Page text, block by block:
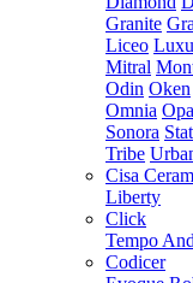
Granite
Liceo
Mitral
Odin Oken
Omnia
Sonora
Tribe
Cisa
Liberty
Click
Tempo
Codicer